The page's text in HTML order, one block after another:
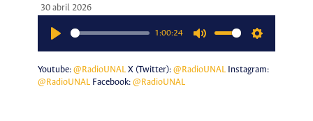
30 abril 2026
1:00:24
Youtube: @RadioUNALX (Twitter): @RadioUNALInstagram:
@RadioUNALFacebook: @RadioUNAL